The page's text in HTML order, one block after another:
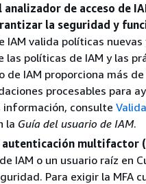
de acceso de
la seguridad y
IAM valida políticas
las políticas de IAM y las
de IAM proporciona más
procesables para
información, consulte
la Guía del usuario de IAM.
autenticación multifactor
IAM o un usuario raíz en
Para exigir la MFA